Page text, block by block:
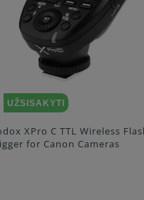
Godox X2T-C TTL Wireless Flash